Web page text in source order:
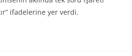
ifadelerine yer verdi.